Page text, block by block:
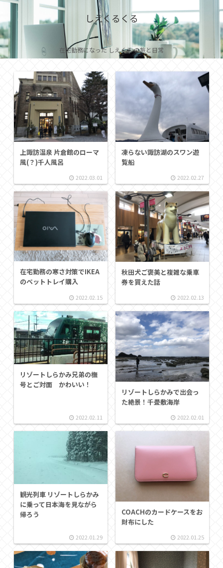
しえくるくる
在宅勤務になった しえくる の旅と日常
上諏訪温泉 片倉館のローマ
風(？)千人風呂
2022.03.01
凍らない諏訪湖のスワン遊
覧船
2022.02.27
在宅勤務の寒さ対策でIKEA
のベットトレイ購入
2022.02.15
秋田犬ご褒美と複雑な乗車
券を買えた話
2022.02.13
リゾートしらかみ兄弟の橅
号とご対面 かわいい！
2022.02.11
リゾートしらかみで出会っ
た絶景！千畳敷海岸
2022.02.01
観光列車 リゾートしらかみ
に乗って日本海を見ながら
帰ろう
2022.01.29
COACHのカードケースをお
財布にした
2022.01.25